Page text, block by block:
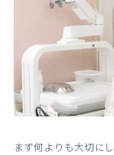
まず何よりも大切に